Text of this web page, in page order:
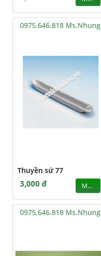
0975.646.818 Ms.Nhung
Thuyền sứ 77
3,000 đ MUA
0975.646.818 Ms.Nhung